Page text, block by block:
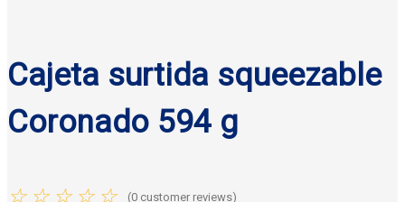
Cajeta surtida squeezable
Coronado 594 g
☆ ☆ ☆ ☆ ☆ (0 customer reviews)